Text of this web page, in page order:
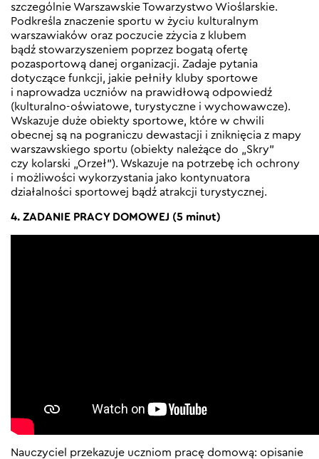
szczególnie Warszawskie Towarzystwo Wioślarskie.
Podkreśla znaczenie sportu w życiu kulturalnym
warszawiaków oraz poczucie zżycia z klubem
bądź stowarzyszeniem poprzez bogatą ofertę
pozasportową danej organizacji. Zadaje pytania
dotyczące funkcji, jakie pełniły kluby sportowe
i naprowadza uczniów na prawidłową odpowiedź
(kulturalno-oświatowe, turystyczne i wychowawcze).
Wskazuje duże obiekty sportowe, które w chwili
obecnej są na pograniczu dewastacji i zniknięcia z mapy
warszawskiego sportu (obiekty należące do „Skry”
czy kolarski „Orzeł”). Wskazuje na potrzebę ich ochrony
i możliwości wykorzystania jako kontynuatora
działalności sportowej bądź atrakcji turystycznej.
4. ZADANIE PRACY DOMOWEJ (5 minut)
Nauczyciel przekazuje uczniom pracę domową: opisanie